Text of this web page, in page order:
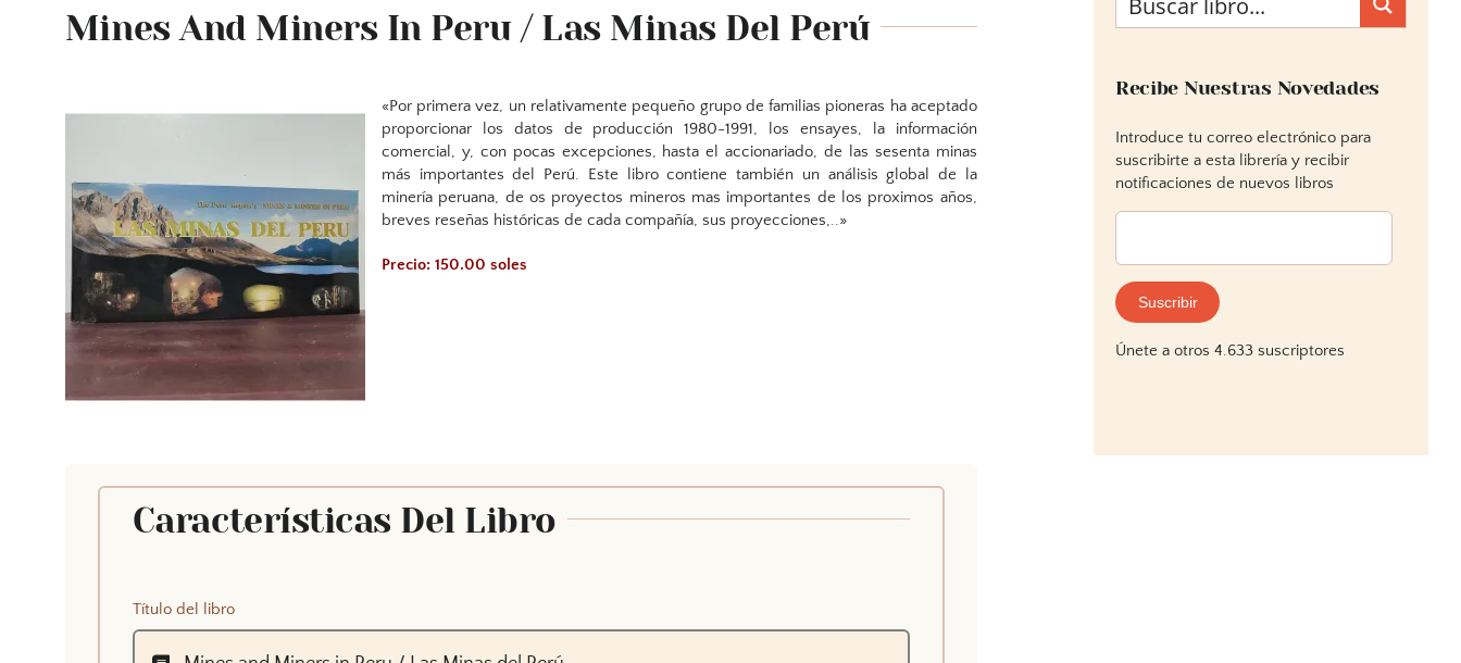
Mines And Miners In Peru / Las Minas Del Perú
«Por primera vez, un relativamente pequeño grupo de familias pioneras ha aceptado
proporcionar los datos de producción 1980-1991, los ensayes, la información
comercial, y, con pocas excepciones, hasta el accionariado, de las sesenta minas
más importantes del Perú. Este libro contiene también un análisis global de la
minería peruana, de os proyectos mineros mas importantes de los proximos años,
breves reseñas históricas de cada compañía, sus proyecciones,..»
Precio: 150.00 soles
Características Del Libro
Título del libro
Recibe Nuestras Novedades
Introduce tu correo electrónico para
suscribirte a esta librería y recibir
notificaciones de nuevos libros
Dirección
correo
electrónico:
Suscribir
Únete a otros 4.633 suscriptores